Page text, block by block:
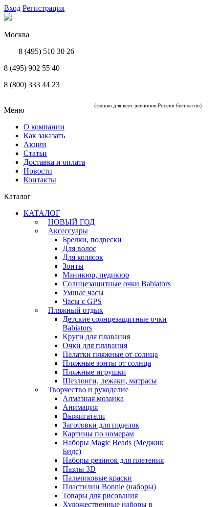
Вход Регистрация
Москва
8 (495) 510 30 26
8 (495) 902 55 40
8 (800) 333 44 23
(звонки для всех регионов России бесплатно)
Меню
О компании
Как заказать
Акции
Статьи
Доставка и оплата
Новости
Контакты
Каталог
КАТАЛОГ
НОВЫЙ ГОД
Аксессуары
Брелки, подвески
Для волос
Для колясок
Зонты
Маникюр, педикюр
Солнцезащитные очки Babiators
Умные часы
Часы с GPS
Пляжный отдых
Детские солнцезащитные очки
Babiators
Круги для плавания
Очки для плавания
Палатки пляжные от солнца
Пляжные зонты от солнца
Пляжные игрушки
Шезлонги, лежаки, матрасы
Творчество и рукоделие
Алмазная мозаика
Анимация
Выжигатели
Заготовки для поделок
Картины по номерам
Наборы Magic Beads (Меджик
Бидс)
Наборы резинок для плетения
Пазлы 3D
Пальчиковые краски
Пластилин Bonnie (наборы)
Товары для рисования
Художественные наборы в